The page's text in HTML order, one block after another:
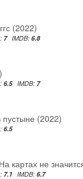
(2022)
7 IMDB: 6.8
6.5 IMDB: 7
(2022)
6.5
картах не
7.1 IMDB: 6.7